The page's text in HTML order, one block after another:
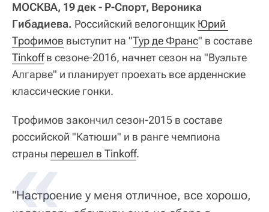
МОСКВА, 19 дек - Р-Спорт, Вероника
Гибадиева. Российский велогонщик Юрий
Трофимов выступит на "Тур де Франс" в составе
Tinkoffв сезоне-2016, начнет сезон на "Вуэльте
Алгарве" и планирует проехать все арденнские
классические гонки.
Трофимов закончил сезон-2015 в составе
российской "Катюши" и в ранге чемпиона
страны перешел в Tinkoff.
"Настроение у меня отличное, все хорошо,